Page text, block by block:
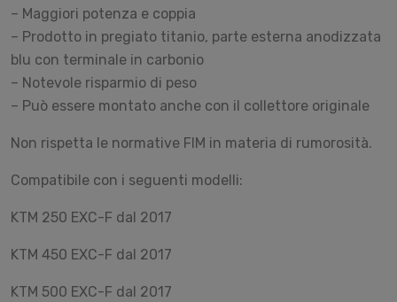
– Maggiori potenza e coppia
– Prodotto in pregiato titanio, parte esterna anodizzata
blu con terminale in carbonio
– Notevole risparmio di peso
– Può essere montato anche con il collettore originale
Non rispetta le normative FIM in materia di rumorosità.
Compatibile con i seguenti modelli:
KTM 250 EXC-F dal 2017
KTM 450 EXC-F dal 2017
KTM 500 EXC-F dal 2017